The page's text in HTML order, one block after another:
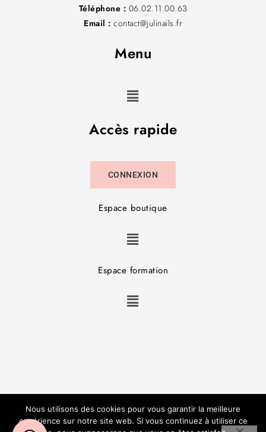
Téléphone : 06.02.11.00.63
Email : contact@julinails.fr
Menu
Accès rapide
CONNEXION
Espace boutique
Espace formation
Copyright © JL Studio Beauté – Réalisation : V3RT
–
Mentions Légales –CGV
Nous utilisons des cookies pour vous garantir la meilleure
expérience sur notre site web. Si vous continuez à utiliser ce